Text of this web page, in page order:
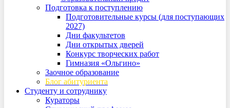
Подготовка к поступлению
Подготовительные курсы (для поступающих
2027)
Дни факультетов
Дни открытых дверей
Конкурс творческих работ
Гимназия «Ольгино»
Заочное образование
Блог абитуриента
Студенту и сотруднику
Кураторы